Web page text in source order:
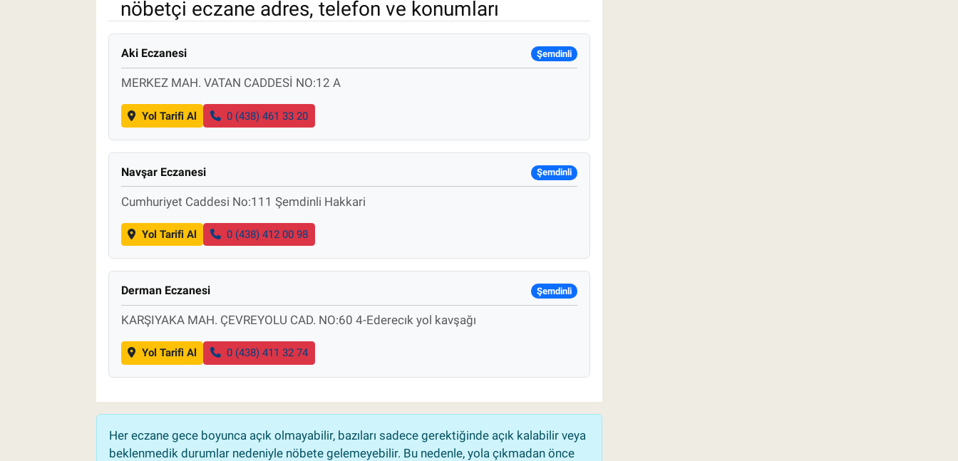
nöbetçi eczane adres, telefon ve konumları
Aki Eczanesi Şemdinli
MERKEZ MAH. VATAN CADDESİ NO:12 A
Yol Tarifi Al 0 (438) 461 33 20
Navşar Eczanesi Şemdinli
Cumhuriyet Caddesi No:111 Şemdinli Hakkari
Yol Tarifi Al 0 (438) 412 00 98
Derman Eczanesi Şemdinli
KARŞIYAKA MAH. ÇEVREYOLU CAD. NO:60 4-Ederecık yol kavşağı
Yol Tarifi Al 0 (438) 411 32 74
Her eczane gece boyunca açık olmayabilir, bazıları sadece gerektiğinde açık kalabilir veya
beklenmedik durumlar nedeniyle nöbete gelemeyebilir. Bu nedenle, yola çıkmadan önce
Yetiştirici Soruyor
Dünyada Tarım
Üretici Birlikleri
Şeker ve Şekerli Mamüller